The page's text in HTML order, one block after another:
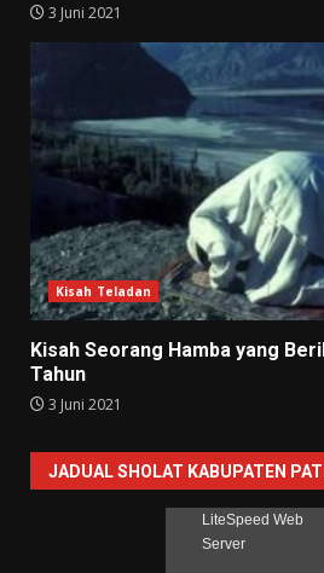
3 Juni 2021
Kisah Teladan
Kisah Seorang Hamba yang
Tahun
3 Juni 2021
JADUAL SHOLAT KABUPATEN PATI